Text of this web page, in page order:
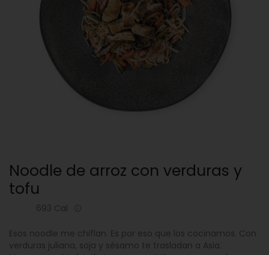
Noodle de arroz con verduras y
tofu
693 Cal
Esos noodle me chiflan. Es por eso que los cocinamos. Con
verduras juliana, soja y sésamo te trasladan a Asia.